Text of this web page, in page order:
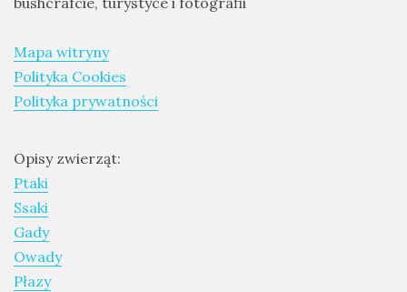
Mapa witryny
Polityka Cookies
Polityka prywatności
Opisy zwierząt:
Ptaki
Ssaki
Gady
Owady
Płazy